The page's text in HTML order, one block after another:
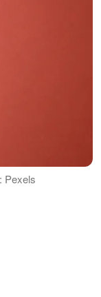
Pexels